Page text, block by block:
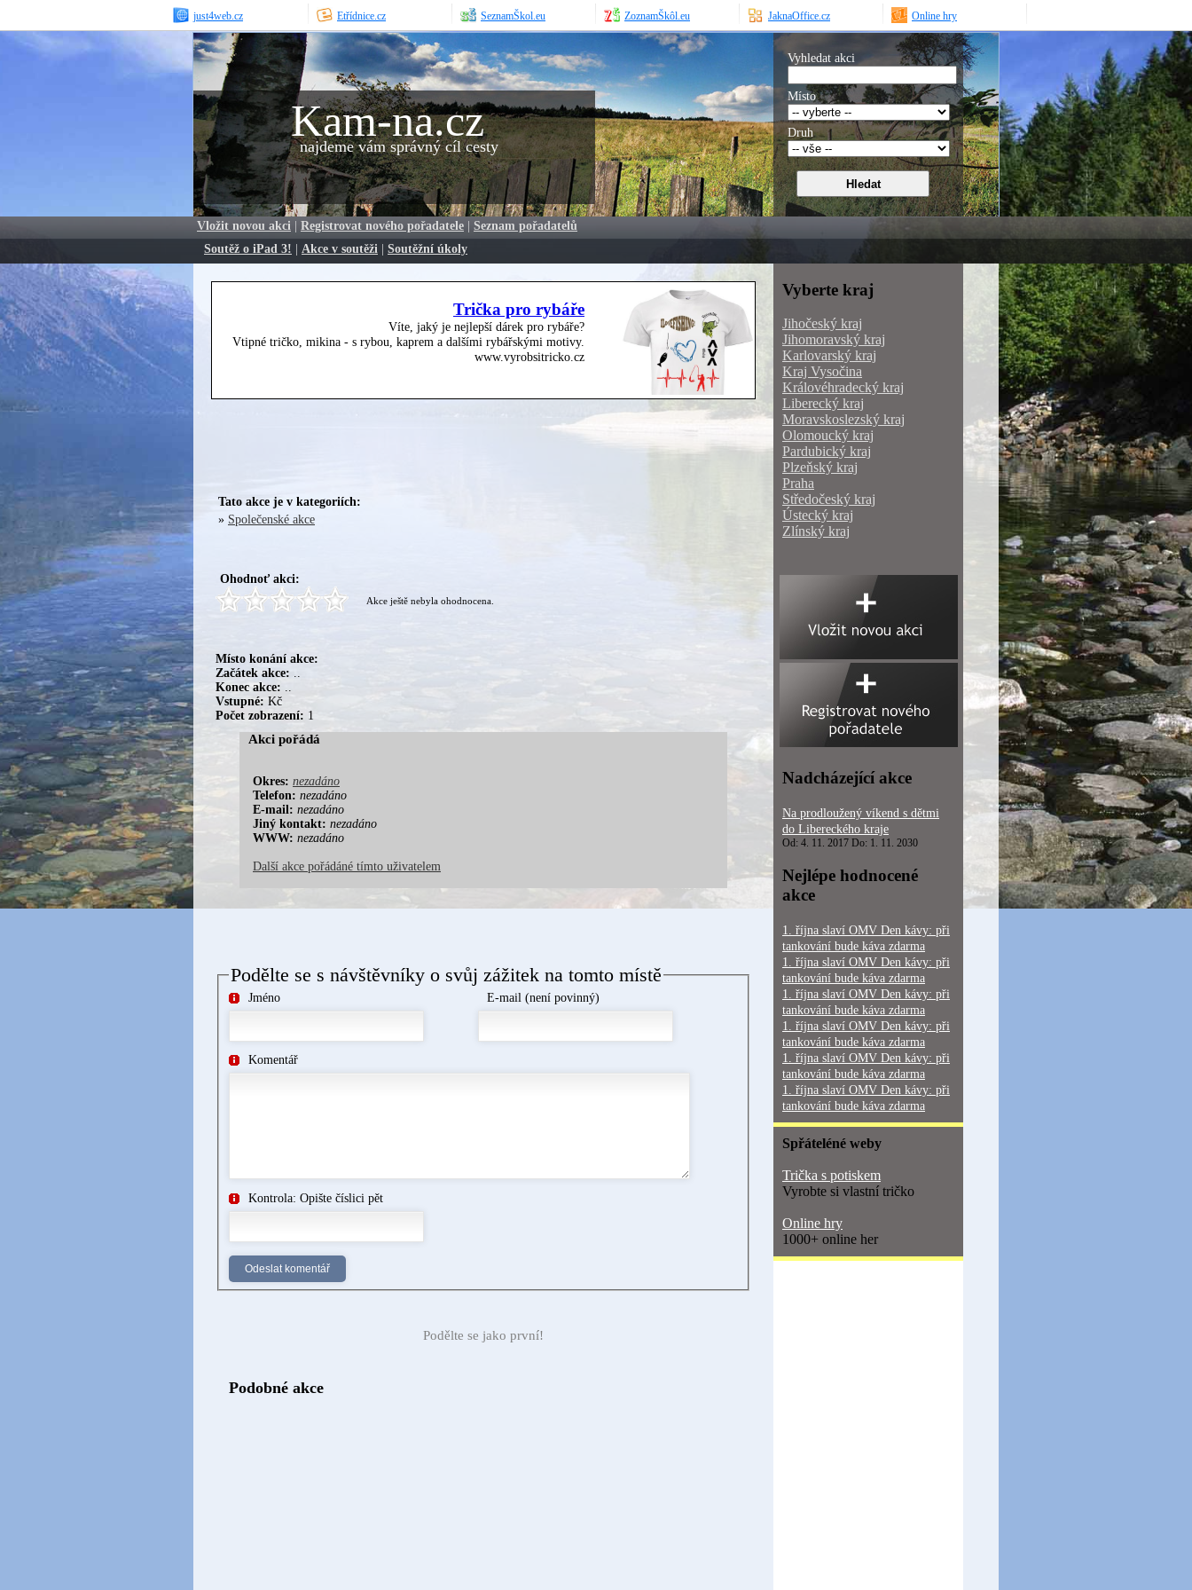
just4web.cz Etřídnice.cz SeznamŠkol.eu ZoznamŠkôl.eu JaknaOffice.cz Online hry
Kam-na.cz
najdeme vám správný cíl cesty
Vyhledat akci
Místo
Druh
Vložit novou akci | Registrovat nového pořadatele | Seznam pořadatelů
Soutěž o iPad 3! | Akce v soutěži | Soutěžní úkoly
Trička pro rybáře
Víte, jaký je nejlepší dárek pro rybáře?
Vtipné tričko, mikina - s rybou, kaprem a dalšími rybářskými motivy.
www.vyrobsitricko.cz
Tato akce je v kategoriích:
» Společenské akce
Ohodnoť akci:
Akce ještě nebyla ohodnocena.
Místo konání akce:
Začátek akce:
Konec akce:
Vstupné: Kč
Počet zobrazení: 1
Akci pořádá
Okres: nezadáno
Telefon: nezadáno
E-mail: nezadáno
Jiný kontakt: nezadáno
WWW: nezadáno
Další akce pořádáné tímto uživatelem
Podělte se s návštěvníky o svůj zážitek na tomto místě
Jméno E-mail (není povinný)
Komentář
Kontrola: Opište číslici pět
Podělte se jako první!
Podobné akce
Vyberte kraj
Jihočeský kraj
Jihomoravský kraj
Karlovarský kraj
Kraj Vysočina
Královéhradecký kraj
Liberecký kraj
Moravskoslezský kraj
Olomoucký kraj
Pardubický kraj
Plzeňský kraj
Praha
Středočeský kraj
Ústecký kraj
Zlínský kraj
Nadcházející akce
Na prodloužený víkend s dětmi
do Libereckého kraje
Od: 4. 11. 2017 Do: 1. 11. 2030
Nejlépe hodnocené
akce
1. října slaví OMV Den kávy: při
tankování bude káva zdarma
1. října slaví OMV Den kávy: při
tankování bude káva zdarma
1. října slaví OMV Den kávy: při
tankování bude káva zdarma
1. října slaví OMV Den kávy: při
tankování bude káva zdarma
1. října slaví OMV Den kávy: při
tankování bude káva zdarma
1. října slaví OMV Den kávy: při
tankování bude káva zdarma
Spřáteléné weby
Trička s potiskem
Vyrobte si vlastní tričko
Online hry
1000+ online her